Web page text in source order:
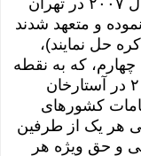
و متعهد شدند
حل نمایند)،
در باکو، چهارم، که به نقطه
عطفی تبدیل گردید، ۲۹ سپتامبر ۲٠١۴ در آستارخان
کشورهای
هر یک از طرفین
١۵ مایل دریایی و حق ویژه هر